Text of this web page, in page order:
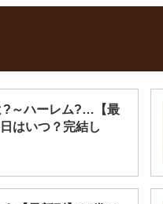
?～ハーレム?…【最
はいつ？完結し